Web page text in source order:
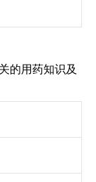
的用药知识及